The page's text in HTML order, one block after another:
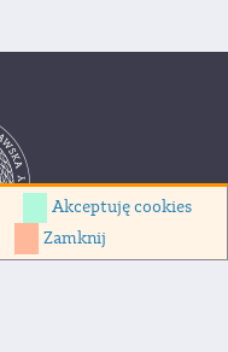
Akceptuję cookies
Zamknij